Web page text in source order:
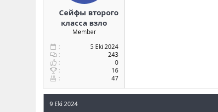
Сейфы второго
класса взло
Member
5 Eki 2024
243
0
16
47
9 Eki 2024